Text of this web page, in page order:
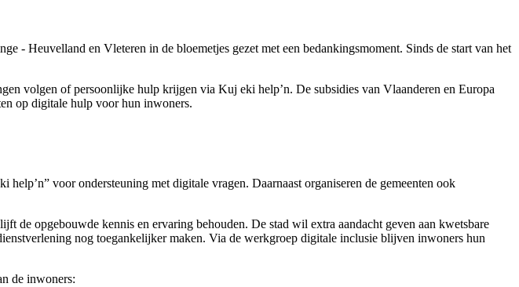
- Heuvelland en Vleteren in de bloemetjes gezet met een bedankingsmoment. Sinds de start van het
volgen of persoonlijke hulp krijgen via Kuj eki help’n. De subsidies van Vlaanderen en Europa
op digitale hulp voor hun inwoners.
voor ondersteuning met digitale vragen. Daarnaast organiseren de gemeenten ook
de opgebouwde kennis en ervaring behouden. De stad wil extra aandacht geven aan kwetsbare
nog toegankelijker maken. Via de werkgroep digitale inclusie blijven inwoners hun
de inwoners: